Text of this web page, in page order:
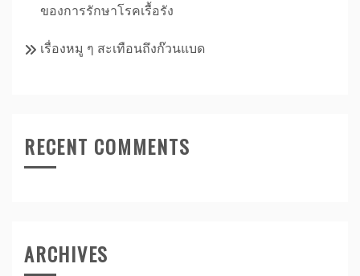
ของการรักษาโรคเรื้อรัง
เรื่องหมู ๆ สะเทือนถึงก๊วนแบด
RECENT COMMENTS
ARCHIVES